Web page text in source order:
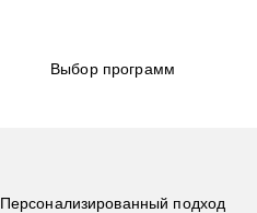
Выбор программ
Персонализированный подход